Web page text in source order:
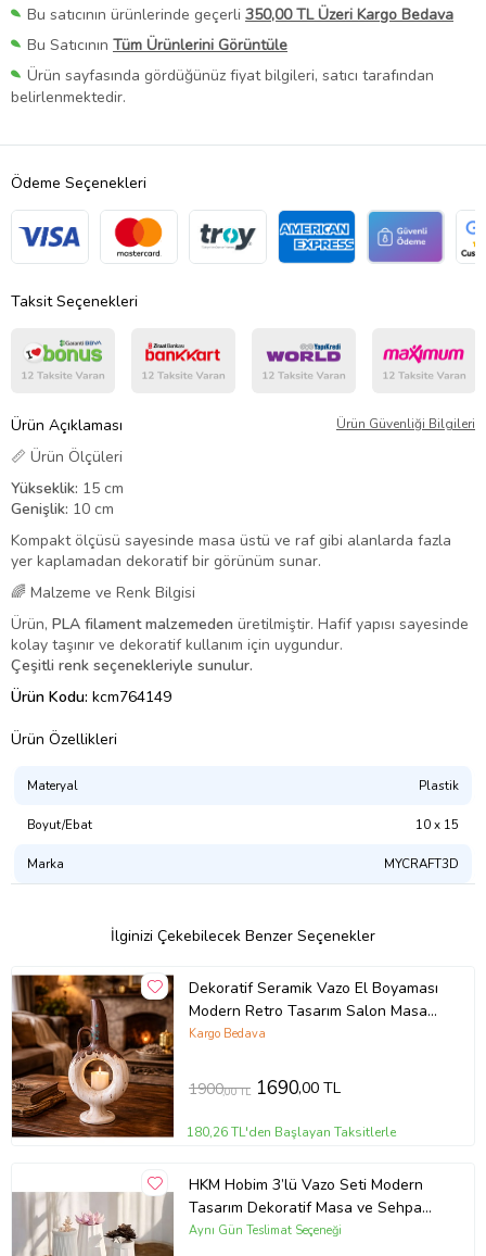
Bu satıcının ürünlerinde geçerli 350,00 TL Üzeri Kargo Bedava
Bu Satıcının Tüm Ürünlerini Görüntüle
Ürün sayfasında gördüğünüz fiyat bilgileri, satıcı tarafından
belirlenmektedir.
Ödeme Seçenekleri
Taksit Seçenekleri
Ürün Açıklaması Ürün Güvenliği Bilgileri
📏 Ürün Ölçüleri
Yükseklik: 15 cm
Genişlik: 10 cm
Kompakt ölçüsü sayesinde masa üstü ve raf gibi alanlarda fazla
yer kaplamadan dekoratif bir görünüm sunar.
🌈 Malzeme ve Renk Bilgisi
Ürün, PLA filament malzemeden üretilmiştir. Hafif yapısı sayesinde
kolay taşınır ve dekoratif kullanım için uygundur.
Çeşitli renk seçenekleriyle sunulur.
Ürün Kodu: kcm764149
Ürün Özellikleri
Materyal Plastik
Boyut/Ebat 10 x 15
Marka MYCRAFT3D
İlginizi Çekebilecek Benzer Seçenekler
Dekoratif Seramik Vazo El Boyaması
Modern Retro Tasarım Salon Masa
Dekoru Ev Ofis Aksesuarı 31 cm
Kargo Bedava
1900,00 TL 1690,00 TL
180,26 TL'den Başlayan Taksitlerle
HKM Hobim 3’lü Vazo Seti Modern
Tasarım Dekoratif Masa ve Sehpa
Aksesuarı Dekor (Düz Beyaz)
Aynı Gün Teslimat Seçeneği